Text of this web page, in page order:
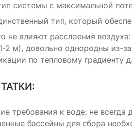
системы с максимальной
тип, который
не влияют расслоения
2 м), довольно однородны из-
по тепловому градиенту
требования к воде: не
бассейны для сбора